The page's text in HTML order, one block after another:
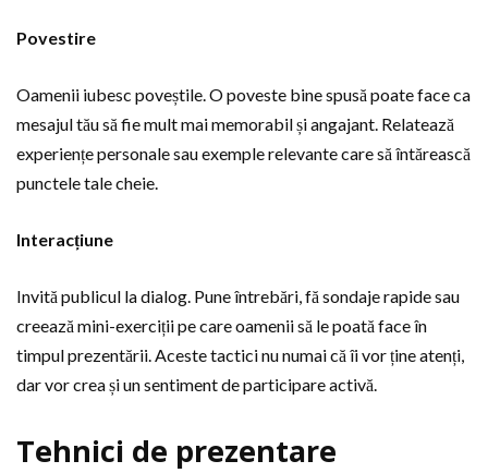
Povestire
Oamenii iubesc poveștile. O poveste bine spusă poate face ca
mesajul tău să fie mult mai memorabil și angajant. Relatează
experiențe personale sau exemple relevante care să întărească
punctele tale cheie.
Interacțiune
Invită publicul la dialog. Pune întrebări, fă sondaje rapide sau
creează mini-exerciții pe care oamenii să le poată face în
timpul prezentării. Aceste tactici nu numai că îi vor ține atenți,
dar vor crea și un sentiment de participare activă.
Tehnici de prezentare